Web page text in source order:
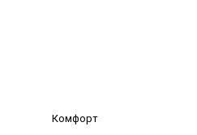
Комфорт